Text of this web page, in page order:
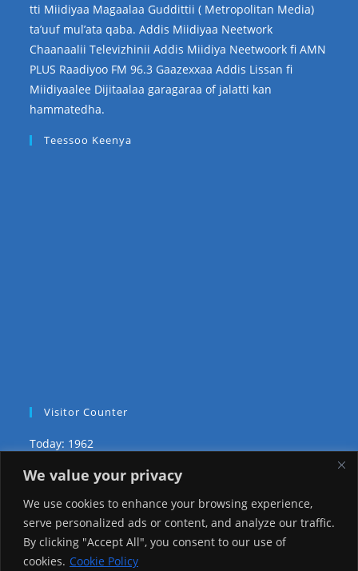
We value your privacy
We use cookies to enhance your browsing experience,
serve personalized ads or content, and analyze our traffic.
By clicking "Accept All", you consent to our use of
cookies. Cookie Policy
tti Miidiyaa Magaalaa Guddittii ( Metropolitan Media)
ta’uuf mul’ata qaba. Addis Miidiyaa Neetwork
Chaanaalii Televizhinii Addis Miidiya Neetwoork fi AMN
PLUS Raadiyoo FM 96.3 Gaazexxaa Addis Lissan fi
Miidiyaalee Dijitaalaa garagaraa of jalatti kan
hammatedha.
Teessoo Keenya
Visitor Counter
Today: 1962
Yesterday: 2257
This Week: 23175
This Month: 72448